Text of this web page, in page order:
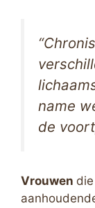
name
de
Vrouwen